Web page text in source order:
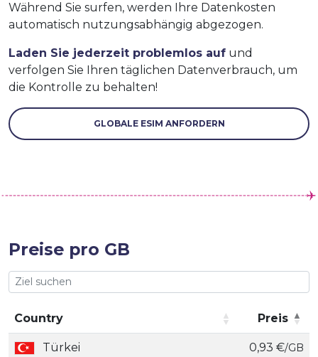
Während Sie surfen, werden Ihre Datenkosten
automatisch nutzungsabhängig abgezogen.
Laden Sie jederzeit problemlos auf und
verfolgen Sie Ihren täglichen Datenverbrauch, um
die Kontrolle zu behalten!
GLOBALE ESIM ANFORDERN
Preise pro GB
Country
Preis
Country
Preis
Türkei 0,93 €/GB